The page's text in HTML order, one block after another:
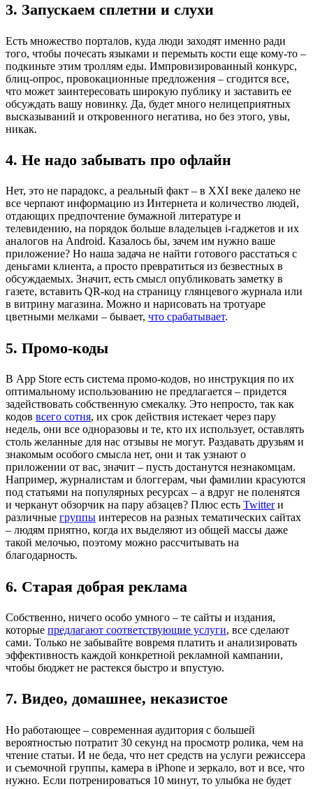
3. Запускаем сплетни и слухи
Есть множество порталов, куда люди заходят именно ради
того, чтобы почесать языками и перемыть кости еще кому-то –
подкиньте этим троллям еды. Импровизированный конкурс,
блиц-опрос, провокационные предложения – сгодится все,
что может заинтересовать широкую публику и заставить ее
обсуждать вашу новинку. Да, будет много нелицеприятных
высказываний и откровенного негатива, но без этого, увы,
никак.
4. Не надо забывать про офлайн
Нет, это не парадокс, а реальный факт – в XXI веке далеко не
все черпают информацию из Интернета и количество людей,
отдающих предпочтение бумажной литературе и
телевидению, на порядок больше владельцев i-гаджетов и их
аналогов на Android. Казалось бы, зачем им нужно ваше
приложение? Но наша задача не найти готового расстаться с
деньгами клиента, а просто превратиться из безвестных в
обсуждаемых. Значит, есть смысл опубликовать заметку в
газете, вставить QR-код на страницу глянцевого журнала или
в витрину магазина. Можно и нарисовать на тротуаре
цветными мелками – бывает, что срабатывает.
5. Промо-коды
В App Store есть система промо-кодов, но инструкция по их
оптимальному использованию не предлагается – придется
задействовать собственную смекалку. Это непросто, так как
кодов всего сотня, их срок действия истекает через пару
недель, они все одноразовы и те, кто их использует, оставлять
столь желанные для нас отзывы не могут. Раздавать друзьям и
знакомым особого смысла нет, они и так узнают о
приложении от вас, значит – пусть достанутся незнакомцам.
Например, журналистам и блоггерам, чьи фамилии красуются
под статьями на популярных ресурсах – а вдруг не поленятся
и черканут обзорчик на пару абзацев? Плюс есть Twitterи
различные группы интересов на разных тематических сайтах
– людям приятно, когда их выделяют из общей массы даже
такой мелочью, поэтому можно рассчитывать на
благодарность.
6. Старая добрая реклама
Собственно, ничего особо умного – те сайты и издания,
которые предлагают соответствующие услуги, все сделают
сами. Только не забывайте вовремя платить и анализировать
эффективность каждой конкретной рекламной кампании,
чтобы бюджет не растекся быстро и впустую.
7. Видео, домашнее, неказистое
Но работающее – современная аудитория с большей
вероятностью потратит 30 секунд на просмотр ролика, чем на
чтение статьи. И не беда, что нет средств на услуги режиссера
и съемочной группы, камера в iPhone и зеркало, вот и все, что
нужно. Если потренироваться 10 минут, то улыбка не будет